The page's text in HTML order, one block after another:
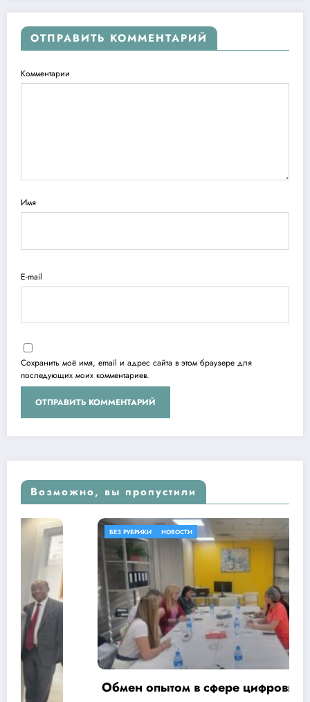
ОТПРАВИТЬ КОММЕНТАРИЙ
Комментарии
Имя
E-mail
Сохранить моё имя, email и адрес сайта в этом браузере для
последующих моих комментариев.
Возможно, вы пропустили
БЕЗ РУБРИКИ НОВОСТИ
Обмен опытом в сфере цифровизации